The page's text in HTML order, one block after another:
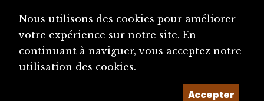
Nous utilisons des cookies pour améliorer
votre expérience sur notre site. En
continuant à naviguer, vous acceptez notre
utilisation des cookies.
Accepter